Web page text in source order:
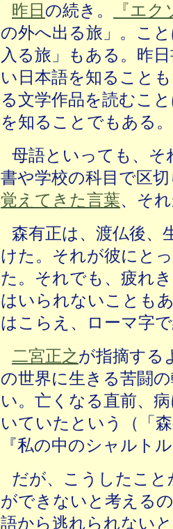
昨日 の続き。
『エ
の外へ出る旅」。こ
入る旅」もある。昨
い日本語を知ること
る文学作品を読むこ
を知ることでもある。
母語といっても、そ
書や学校の科目で区
覚えてきた言葉、そ
森有正は、渡仏後、
けた。それが彼にと
た。それでも、疲れ
はいられないことも
はこらえ、ローマ字
二宮正之が指摘する
の世界に生きる苦闘
い。亡くなる直前、
いていたという（「
『私の中のシャルト
だが、こうしたこ
ができないと考える
語から逃れられない